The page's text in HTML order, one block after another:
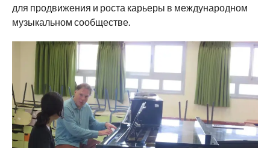
для продвижения и роста карьеры в международном
музыкальном сообществе.